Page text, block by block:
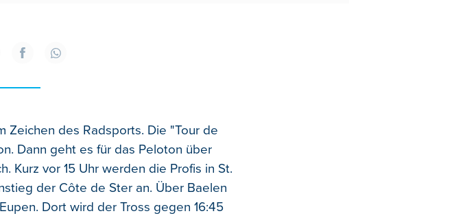
Zeichen des Radsports. Die "Tour de
Dann geht es für das Peloton über
Kurz vor 15 Uhr werden die Profis in St.
der Côte de Ster an. Über Baelen
Dort wird der Tross gegen 16:45